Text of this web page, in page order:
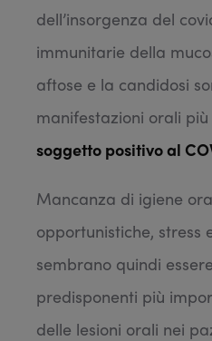
dell’insorgenza del
immunitarie della
aftose e la candidosi
manifestazioni orali
soggetto positivo al
Mancanza di igiene
opportunistiche, stress
sembrano quindi
predisponenti più
delle lesioni orali nei